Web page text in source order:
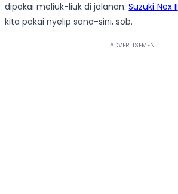
dipakai meliuk-liuk di jalanan.Suzuki Nex II
kita pakai nyelip sana-sini, sob.